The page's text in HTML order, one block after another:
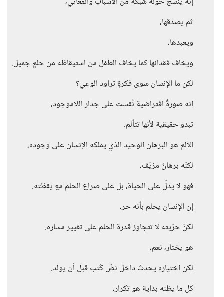
ثم يصدقها،
ويعبدها،
ويخاف فقدانها كما يخاف الطفل من استيقاظه من حلمٍ جميل.
لكن ما الإنسان سوى فكرةٍ تراود الوعي؟
إنه صورةٌ افتراضية نُقشت على جدار اللاموجود،
تبدو حقيقية لأنها تتألم.
الألم هو البرهان الوحيد الذي يملكه الإنسان على وجوده،
لكنّه برهانٌ مزيّف،
فهو لا يدلّ على الحياة، بل على صراع الحلم مع يقظته.
إن الإنسان يحلم بأنه حر،
لكنّ حرّيته لا تتجاوز قدرة الحلم على تغيير مساره.
هو يختار، نعم،
لكن اختياره يحدث داخل نصٍّ كُتب قبل أن يولد.
كل ما يظنه بداية هو تكرار،